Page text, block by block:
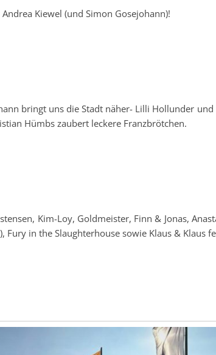
Kiewel (und Simon Gosejohann)!
bringt uns die Stadt näher- Lilli Hollunder
Hümbs zaubert leckere Franzbrötchen.
Kim-Loy, Goldmeister, Finn & Jonas,
Fury in the Slaughterhouse sowie Klaus & Klaus